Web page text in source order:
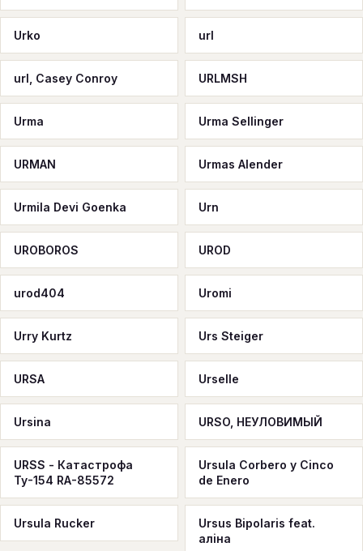
Urko url
url, Casey Conroy URLMSH
Urma Urma Sellinger
URMAN Urmas Alender
Urmila Devi Goenka Urn
UROBOROS UROD
urod404 Uromi
Urry Kurtz Urs Steiger
URSA Urselle
Ursina URSO, НЕУЛОВИМЫЙ
URSS - Катастрофа
Ту-154 RA-85572
Ursula Corbero y Cinco
de Enero
Ursula Rucker
Ursus Bipolaris feat.
алiна